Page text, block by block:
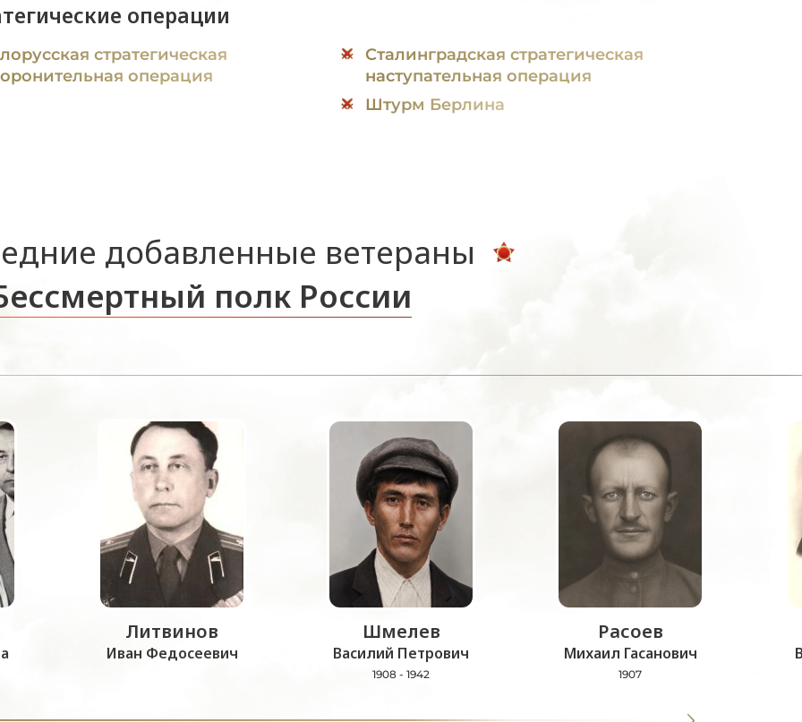
операции
стратегическая
операция
Сталинградская стратегическая
наступательная операция
Штурм Берлина
добавленные ветераны
полк России
Литвинов
Иван Федосеевич
Шмелев
Василий Петрович
1908 - 1942
Расоев
Михаил Гасанович
1907